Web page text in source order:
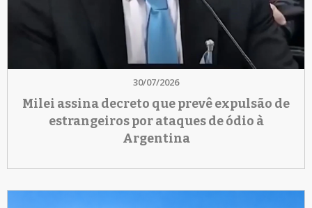
30/07/2026
Milei assina decreto que prevê expulsão de
estrangeiros por ataques de ódio à
Argentina